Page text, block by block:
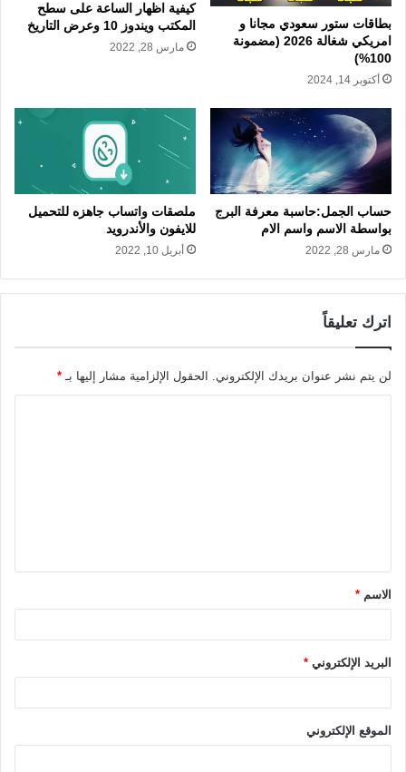
بطاقات ستور سعودي مجانا و
امريكي شغالة 2026 (مضمونة
100%)
أكتوبر 14, 2024
كيفية اظهار الساعة على سطح
المكتب ويندوز 10 وعرض التاريخ
مارس 28, 2022
حساب الجمل:حاسبة معرفة البرج
بواسطة الاسم واسم الام
مارس 28, 2022
ملصقات واتساب جاهزه للتحميل
للايفون والأندرويد
أبريل 10, 2022
اترك تعليقاً
لن يتم نشر عنوان بريدك الإلكتروني. الحقول الإلزامية مشار إليها بـ *
ق
*الاسم *
البريد الإلكتروني *
الموقع الإلكتروني